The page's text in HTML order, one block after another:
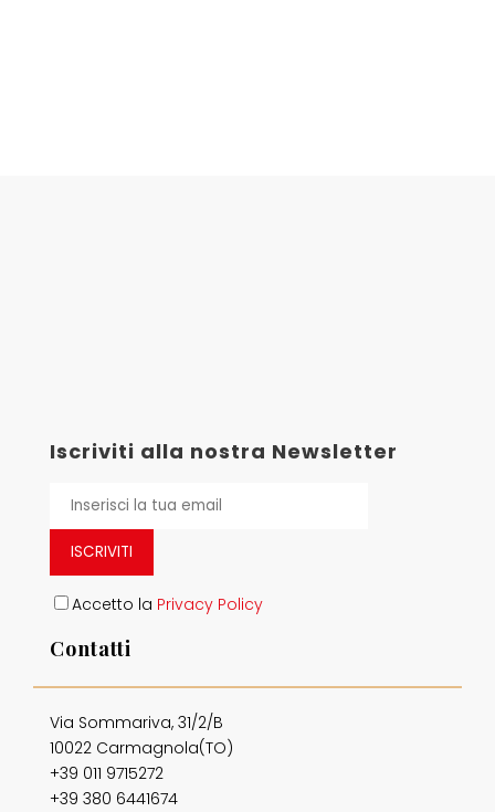
Iscriviti alla nostra Newsletter
ISCRIVITI
Accetto la Privacy Policy
Contatti
Via Sommariva, 31/2/B
10022 Carmagnola(TO)
+39 011 9715272
+39 380 6441674